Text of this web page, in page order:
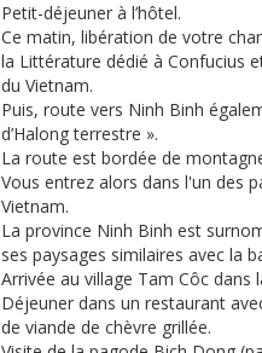
Petit-déjeuner à l’hôtel.
Ce matin, libération de votre
la Littérature dédié à Confucius
du Vietnam.
Puis, route vers Ninh Binh
d’Halong terrestre ».
La route est bordée de
Vous entrez alors dans l'un des
Vietnam.
La province Ninh Binh est
ses paysages similaires avec la
Arrivée au village Tam Côc dans
Déjeuner dans un restaurant
de viande de chèvre grillée.